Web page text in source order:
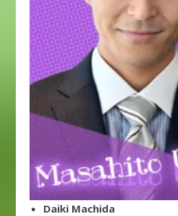
Daiki Machida